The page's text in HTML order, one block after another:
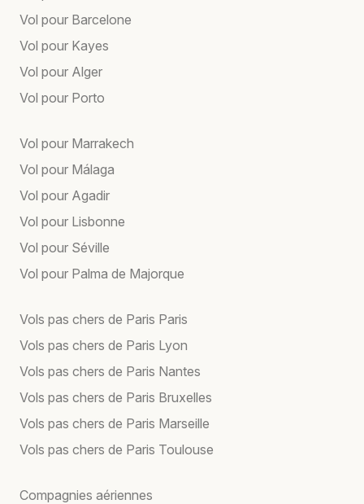
Vol pour Barcelone
Vol pour Kayes
Vol pour Alger
Vol pour Porto
Vol pour Marrakech
Vol pour Málaga
Vol pour Agadir
Vol pour Lisbonne
Vol pour Séville
Vol pour Palma de Majorque
Vols pas chers de Paris Paris
Vols pas chers de Paris Lyon
Vols pas chers de Paris Nantes
Vols pas chers de Paris Bruxelles
Vols pas chers de Paris Marseille
Vols pas chers de Paris Toulouse
Compagnies aériennes